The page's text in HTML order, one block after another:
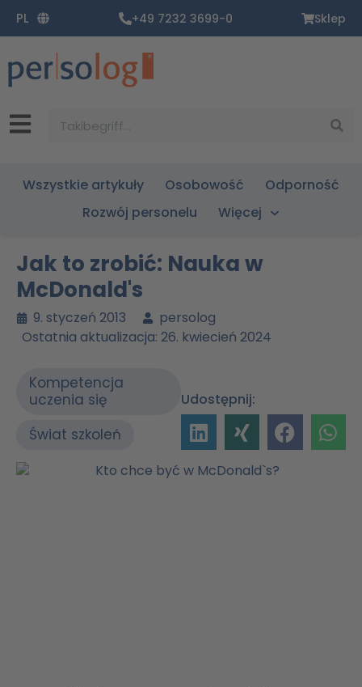
Inhalt
springen
PL +49 7232 3699-0 Sklep
Wszystkie artykuły Osobowość
Odporność
Rozwój personelu
Więcej
Jak to zrobić: Nauka w
McDonald's
9. styczeń 2013
persolog
Ostatnia aktualizacja: 26. kwiecień 2024
Kompetencja
uczenia się
Świat szkoleń
Udostępnij: